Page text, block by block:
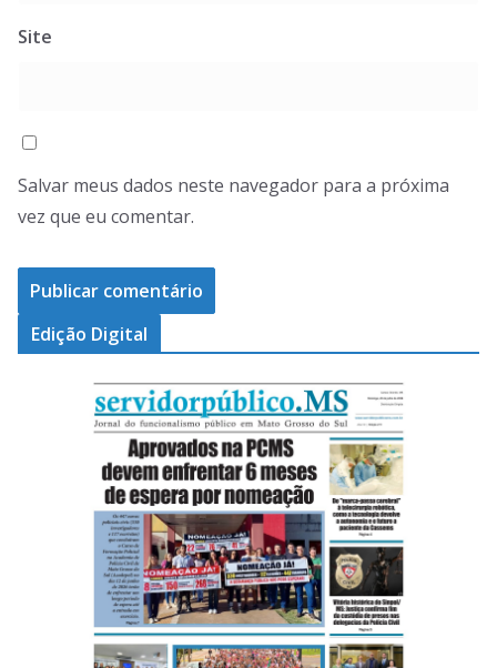
Site
Salvar meus dados neste navegador para a próxima
vez que eu comentar.
Edição Digital